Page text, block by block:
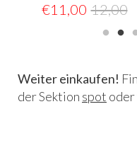
€11,00 12,00
Weiter einkaufen!
der Sektion spot oder